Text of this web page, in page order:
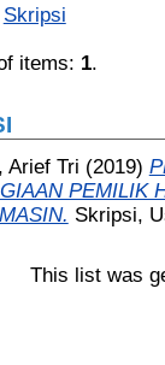
Skripsi
items: 1.
Arief Tri (2019)
PEMILIK
Skripsi,
This list was